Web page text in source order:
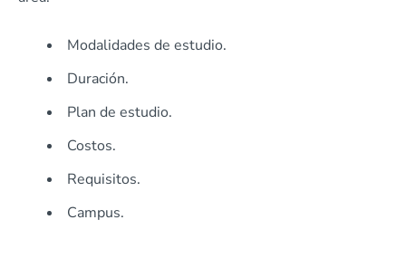
Modalidades de estudio.
Duración.
Plan de estudio.
Costos.
Requisitos.
Campus.